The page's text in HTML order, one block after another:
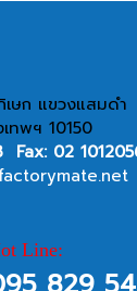
ษก แขวงแสมดำ
ทพฯ 10150
Fax: 02
Line: